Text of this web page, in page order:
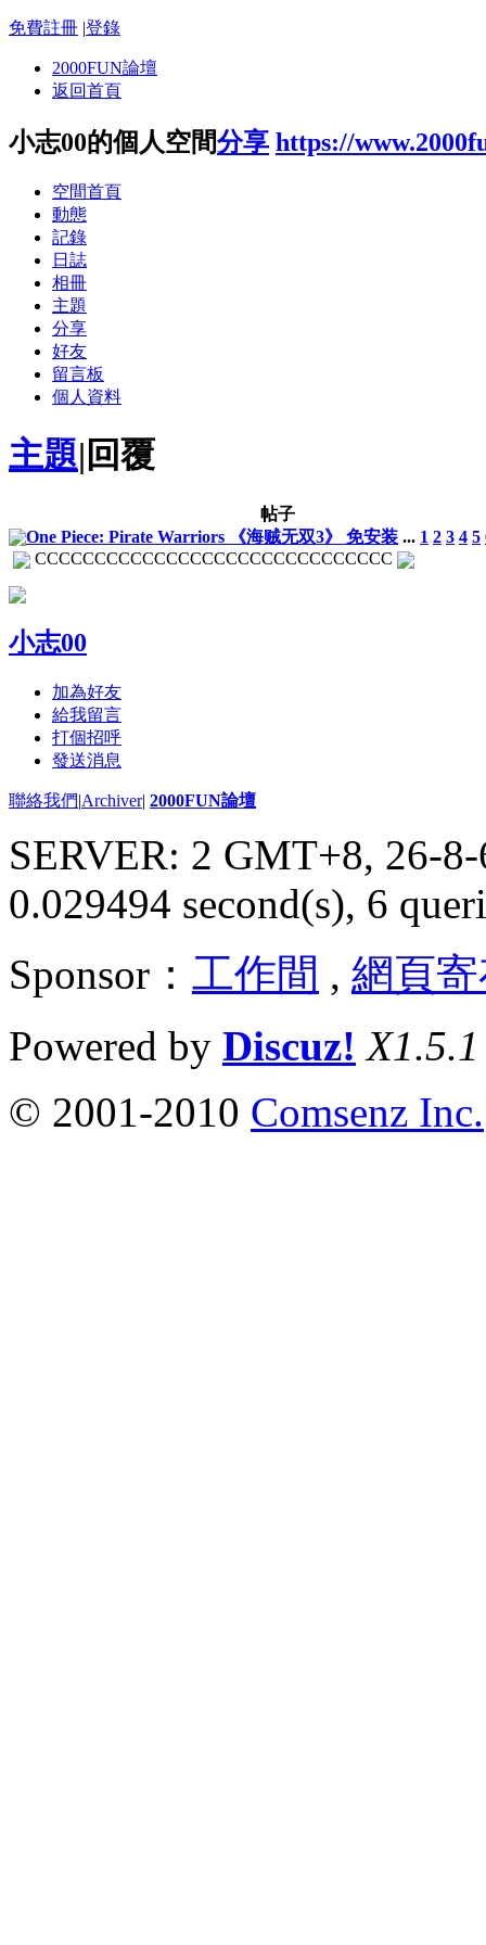
免費註冊 |登錄
2000FUN論壇
返回首頁
小志00的個人空間分享 https://
空間首頁
動態
記錄
日誌
相冊
主題
分享
好友
留言板
個人資料
主題| 回覆
帖子
One Piece: Pirate Warriors 《海贼无双3》 免安装 ... 1 2 3 4 5
CCCCCCCCCCCCCCCCCCCCCCCCCCCCCC
小志00
加為好友
給我留言
打個招呼
發送消息
聯絡我們|Archiver| 2000FUN論壇
SERVER: 2 GMT+8, 26-
0.029494 second(s), 6
Sponsor： 工作間 , 網頁
Powered by Discuz! X1.5.1
© 2001-2010 Comsenz Inc.